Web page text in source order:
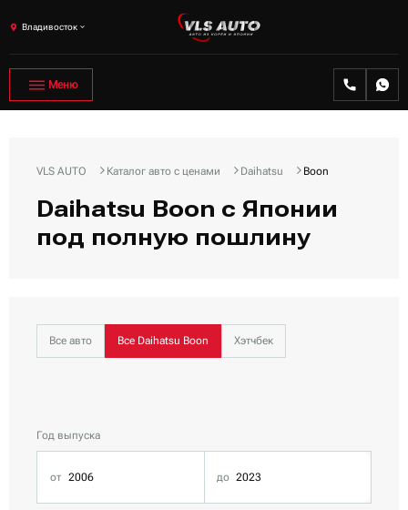
Владивосток
Меню
VLS AUTO Каталог авто с ценами Daihatsu Boon
Daihatsu Boon с Японии
под полную пошлину
Все авто Все Daihatsu Boon Хэтчбек
Год выпуска